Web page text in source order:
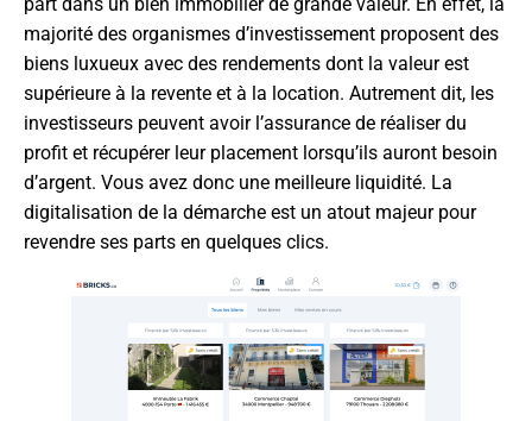
part dans un bien immobilier de grande valeur. En effet, la
majorité des organismes d’investissement proposent des
biens luxueux avec des rendements dont la valeur est
supérieure à la revente et à la location. Autrement dit, les
investisseurs peuvent avoir l’assurance de réaliser du
profit et récupérer leur placement lorsqu’ils auront besoin
d’argent. Vous avez donc une meilleure liquidité. La
digitalisation de la démarche est un atout majeur pour
revendre ses parts en quelques clics.